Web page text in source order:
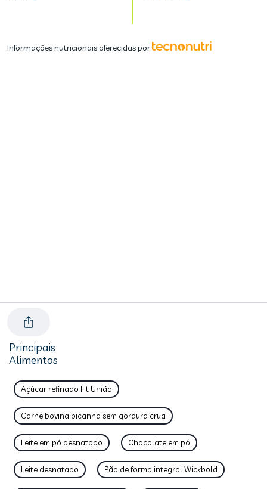
Informações nutricionais oferecidas por
Principais
Alimentos
Açúcar refinado Fit União
Carne bovina picanha sem gordura crua
Leite em pó desnatado Chocolate em pó
Leite desnatado Pão de forma integral Wickbold